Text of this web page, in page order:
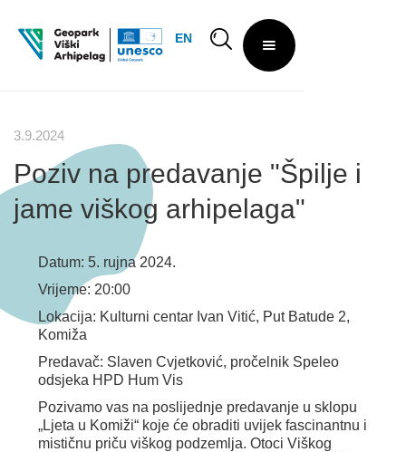
EN
3.9.2024
Poziv na predavanje "Špilje i
jame viškog arhipelaga"
Datum: 5. rujna 2024.
Vrijeme: 20:00
Lokacija: Kulturni centar Ivan Vitić, Put Batude 2,
Komiža
Predavač: Slaven Cvjetković, pročelnik Speleo
odsjeka HPD Hum Vis
Pozivamo vas na poslijednje predavanje u sklopu
„Ljeta u Komiži“ koje će obraditi uvijek fascinantnu i
mističnu priču viškog podzemlja. Otoci Viškog